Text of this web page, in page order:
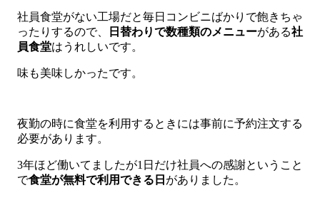
社員食堂がない工場だと毎日コンビニばかりで飽きちゃ
ったりするので、
日替わりで数種類のメニューがある社
員食堂はうれしいです。
味も美味しかったです。
夜勤の時に食堂を利用するときには事前に予約注文する
必要があります。
3年ほど働いてましたが1日だけ社員への感謝ということ
で食堂が無料で利用できる日 がありました。